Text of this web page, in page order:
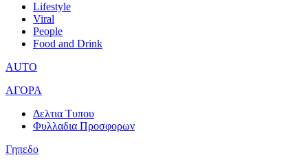
Lifestyle
Viral
People
Food and Drink
AUTO
ΑΓΟΡΑ
Δελτια Τυπου
Φυλλαδια Προσφορων
Γηπεδο